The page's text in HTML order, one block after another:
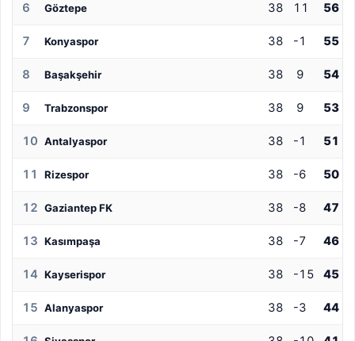
6 Göztepe 38 11 56
7 Konyaspor 38 -1 55
8 Başakşehir 38 9 54
9 Trabzonspor 38 9 53
10 Antalyaspor 38 -1 51
11 Rizespor 38 -6 50
12 Gaziantep FK 38 -8 47
13 Kasımpaşa 38 -7 46
14 Kayserispor 38 -15 45
15 Alanyaspor 38 -3 44